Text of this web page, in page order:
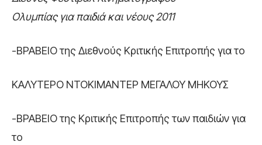
Ολυμπίας για παιδιά και νέους 2011
-ΒΡΑΒΕΙΟ της Διεθνούς Κριτικής Επιτροπής για το
ΚΑΛΥΤΕΡΟ ΝΤΟΚΙΜΑΝΤΕΡ ΜΕΓΑΛΟΥ ΜΗΚΟΥΣ
-ΒΡΑΒΕΙΟ της Κριτικής Επιτροπής των παιδιών για
το